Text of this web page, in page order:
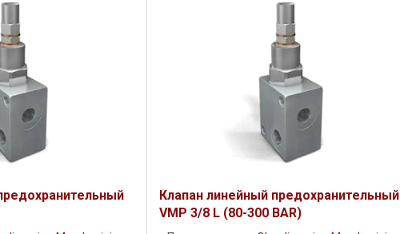
Клапан линейный предохранительный
VMP 3/8 L (80-300 BAR)